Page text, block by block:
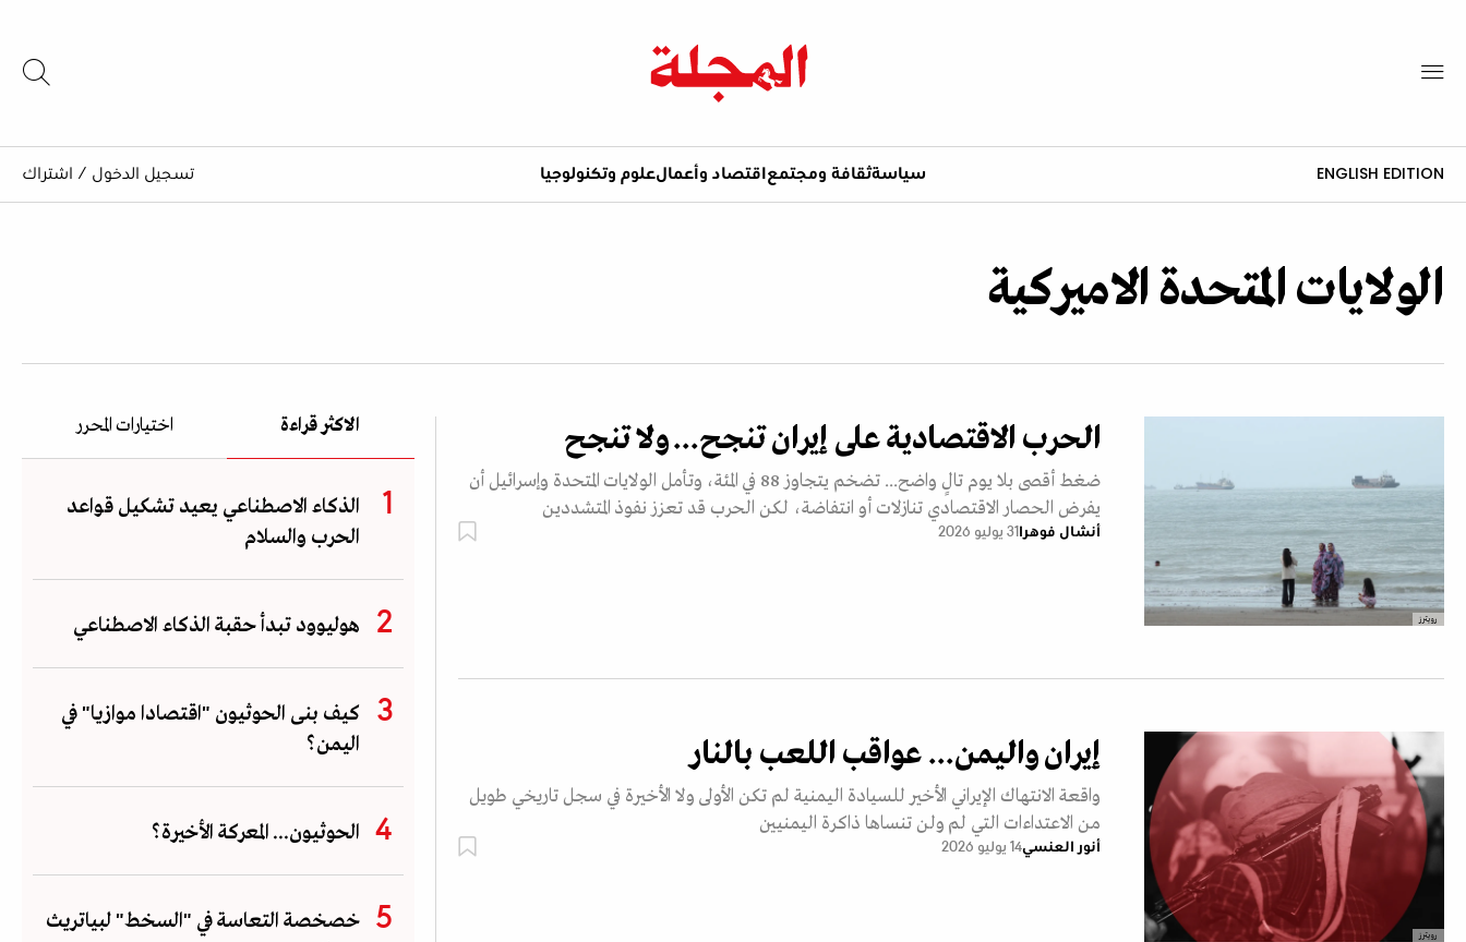
ENGLISH EDITION سياسةثقافة ومجتمع اقتصاد وأعمالعلوم وتكنولوجيا تسجيل الدخول / اشتراك
الولايات المتحدة الاميركية
رويترز
الحرب الاقتصادية على إيران تنجح... ولا تنجح
ضغط أقصى بلا يوم تالٍ واضح... تضخم يتجاوز 88 في المئة، وتأمل الولايات المتحدة وإسرائيل أن
يفرض الحصار الاقتصادي تنازلات أو انتفاضة، لكن الحرب قد تعزز نفوذ المتشددين
أنشال فوهرا 31 يوليو 2026
رويترز
إيران واليمن... عواقب اللعب بالنار
واقعة الانتهاك الإيراني الأخير للسيادة اليمنية لم تكن الأولى ولا الأخيرة في سجل تاريخي طويل
من الاعتداءات التي لم ولن تنساها ذاكرة اليمنيين
أنور العنسي14 يوليو 2026
الاكثر قراءة اختيارات المحرر
الذكاء الاصطناعي يعيد تشكيل قواعد
الحرب والسلام
هوليوود تبدأ حقبة الذكاء الاصطناعي
كيف بنى الحوثيون "اقتصادا موازيا" في
اليمن؟
الحوثيون... المعركة الأخيرة؟
خصخصة التعاسة في "السخط" لبياتريث